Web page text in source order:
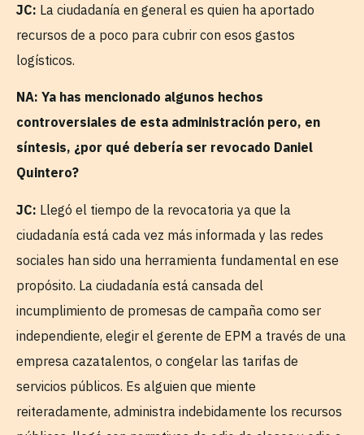
JC: La ciudadanía en general es quien ha aportado
recursos de a poco para cubrir con esos gastos
logísticos.
NA: Ya has mencionado algunos hechos
controversiales de esta administración pero, en
síntesis, ¿por qué debería ser revocado Daniel
Quintero?
JC: Llegó el tiempo de la revocatoria ya que la
ciudadanía está cada vez más informada y las redes
sociales han sido una herramienta fundamental en ese
propósito. La ciudadanía está cansada del
incumplimiento de promesas de campaña como ser
independiente, elegir el gerente de EPM a través de una
empresa cazatalentos, o congelar las tarifas de
servicios públicos. Es alguien que miente
reiteradamente, administra indebidamente los recursos